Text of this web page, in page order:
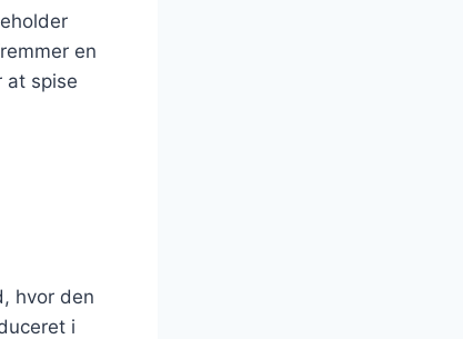
en
at spise
hvor den
i